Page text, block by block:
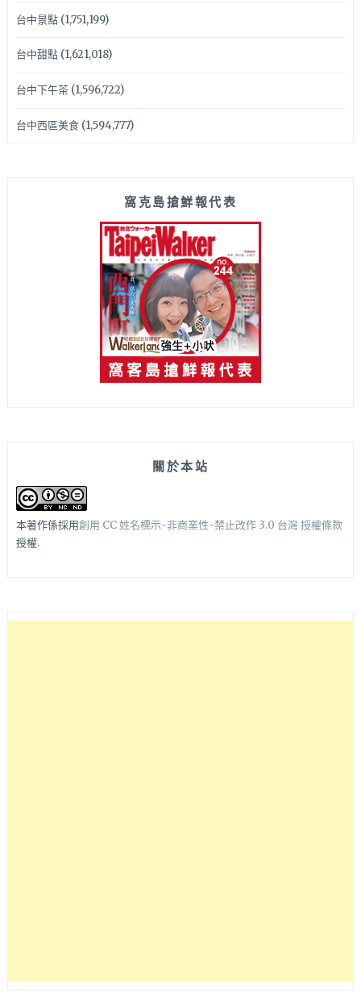
台中景點(1,751,199)
台中甜點(1,621,018)
台中下午茶(1,596,722)
台中西區美食(1,594,777)
窩克島搶鮮報代表
關於本站
本著作係採用創用 CC 姓名標示-非商業性-禁止改作 3.0 台灣 授權條款
授權.